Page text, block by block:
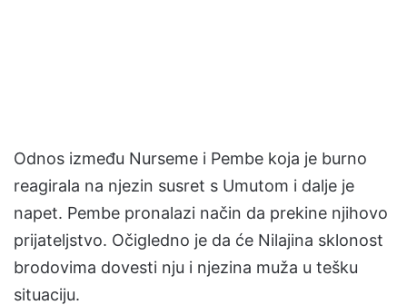
Odnos između Nurseme i Pembe koja je burno
reagirala na njezin susret s Umutom i dalje je
napet. Pembe pronalazi način da prekine njihovo
prijateljstvo. Očigledno je da će Nilajina sklonost
brodovima dovesti nju i njezina muža u tešku
situaciju.